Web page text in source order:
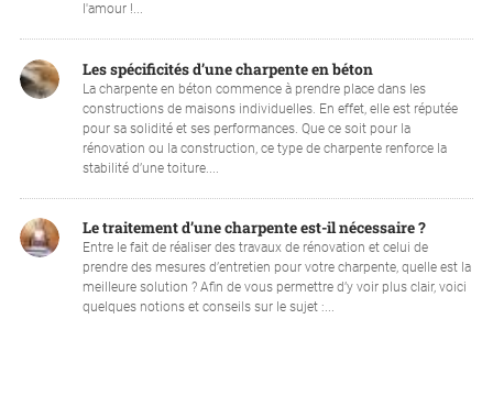
l'amour !...
Les spécificités d’une charpente en béton
La charpente en béton commence à prendre place dans les
constructions de maisons individuelles. En effet, elle est réputée
pour sa solidité et ses performances. Que ce soit pour la
rénovation ou la construction, ce type de charpente renforce la
stabilité d’une toiture....
Le traitement d’une charpente est-il nécessaire ?
Entre le fait de réaliser des travaux de rénovation et celui de
prendre des mesures d’entretien pour votre charpente, quelle est la
meilleure solution ? Afin de vous permettre d’y voir plus clair, voici
quelques notions et conseils sur le sujet :...